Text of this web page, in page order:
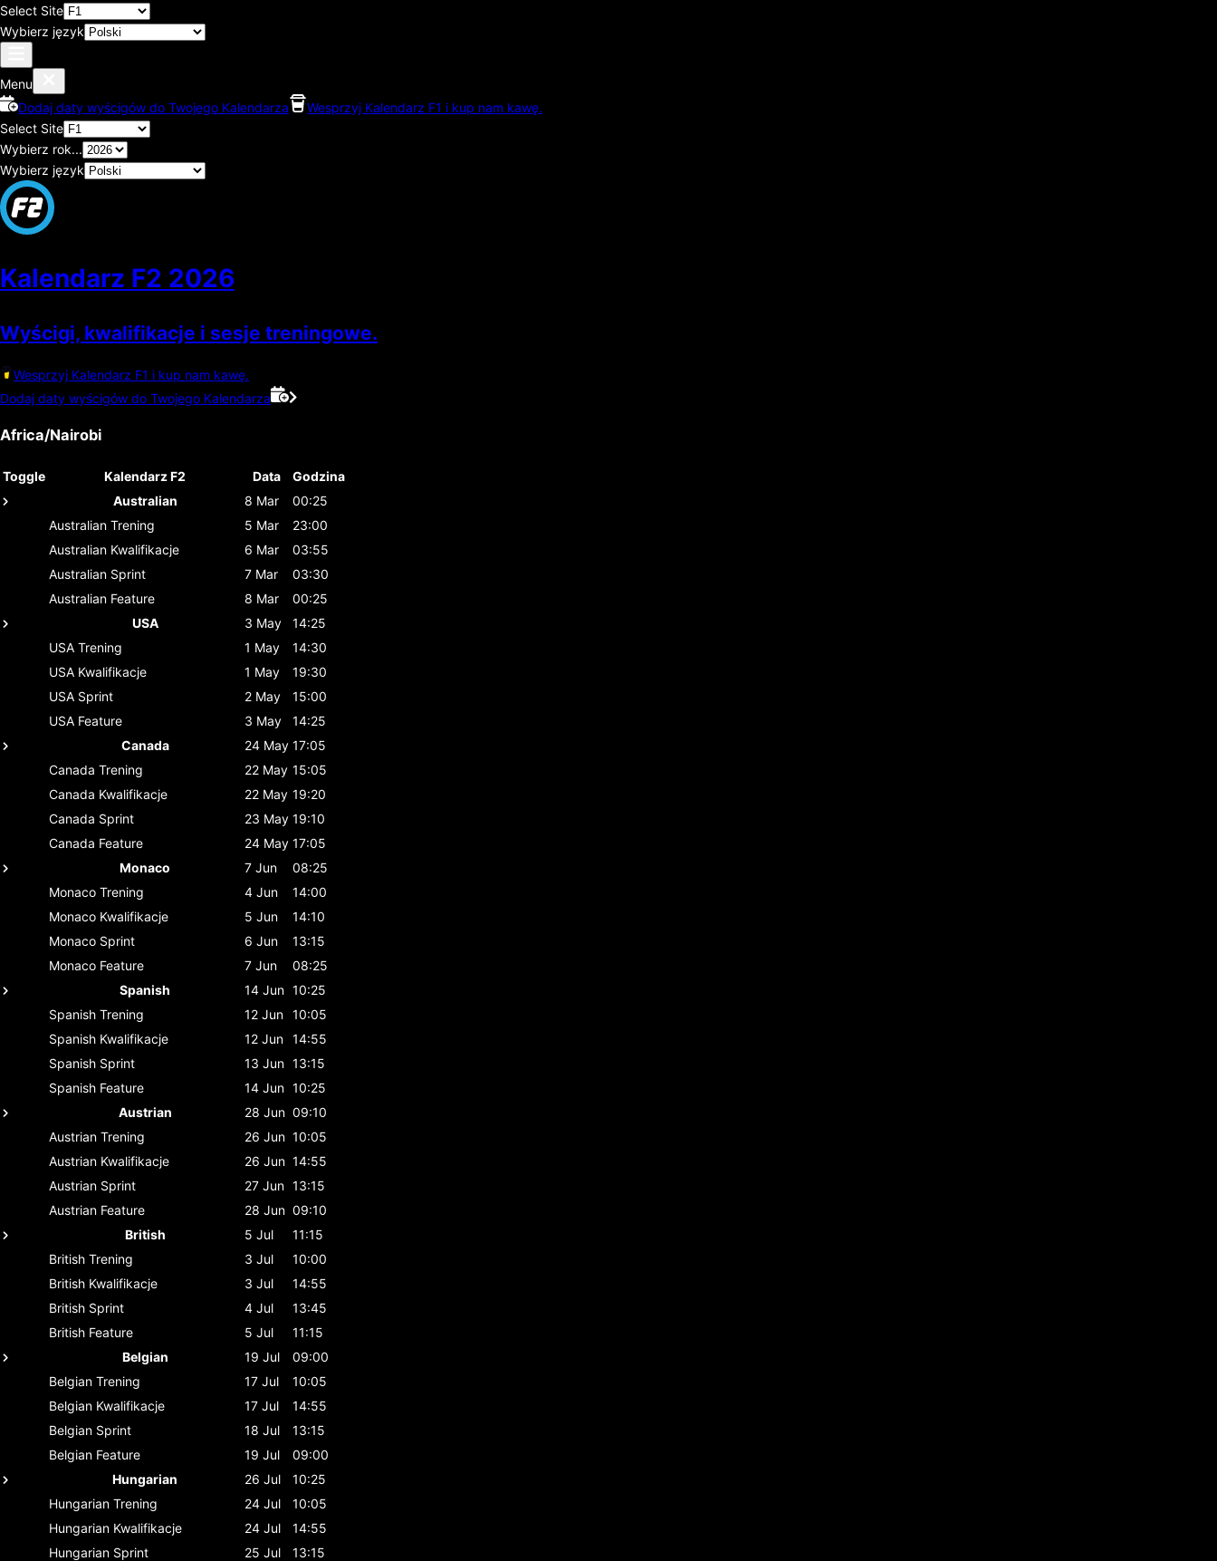
Select Site
Wybierz język
Menu
Dodaj daty wyścigów do Twojego Kalendarza
Wesprzyj Kalendarz F1 i kup nam kawę.
Select Site
Wybierz rok...
Wybierz język
Kalendarz F2 2026
Wyścigi, kwalifikacje i sesje treningowe.
Wesprzyj Kalendarz F1 i kup nam kawę.
Dodaj daty wyścigów do Twojego Kalendarza
Africa/Nairobi
Toggle Kalendarz F2 Data
Godzina
Australian
8 Mar
00:25
Australian Trening 5 Mar
23:00
Australian Kwalifikacje 6 Mar
03:55
Australian Sprint 7 Mar
03:30
Australian Feature 8 Mar
00:25
USA
3 May
14:25
USA Trening 1 May
14:30
USA Kwalifikacje 1 May
19:30
USA Sprint 2 May
15:00
USA Feature 3 May
14:25
Canada
24 May 17:05
Canada Trening 22 May 15:05
Canada Kwalifikacje 22 May 19:20
Canada Sprint 23 May 19:10
Canada Feature 24 May 17:05
Monaco
7 Jun
08:25
Monaco Trening 4 Jun
14:00
Monaco Kwalifikacje 5 Jun
14:10
Monaco Sprint 6 Jun
13:15
Monaco Feature 7 Jun
08:25
Spanish
14 Jun 10:25
Spanish Trening 12 Jun 10:05
Spanish Kwalifikacje 12 Jun 14:55
Spanish Sprint 13 Jun 13:15
Spanish Feature 14 Jun 10:25
Austrian
28 Jun 09:10
Austrian Trening 26 Jun 10:05
Austrian Kwalifikacje 26 Jun 14:55
Austrian Sprint 27 Jun 13:15
Austrian Feature 28 Jun 09:10
British
5 Jul
11:15
British Trening 3 Jul
10:00
British Kwalifikacje 3 Jul
14:55
British Sprint 4 Jul
13:45
British Feature 5 Jul
11:15
Belgian
19 Jul
09:00
Belgian Trening 17 Jul
10:05
Belgian Kwalifikacje 17 Jul
14:55
Belgian Sprint 18 Jul
13:15
Belgian Feature 19 Jul
09:00
Hungarian
26 Jul
10:25
Hungarian Trening 24 Jul
10:05
Hungarian Kwalifikacje 24 Jul
14:55
Hungarian Sprint 25 Jul
13:15